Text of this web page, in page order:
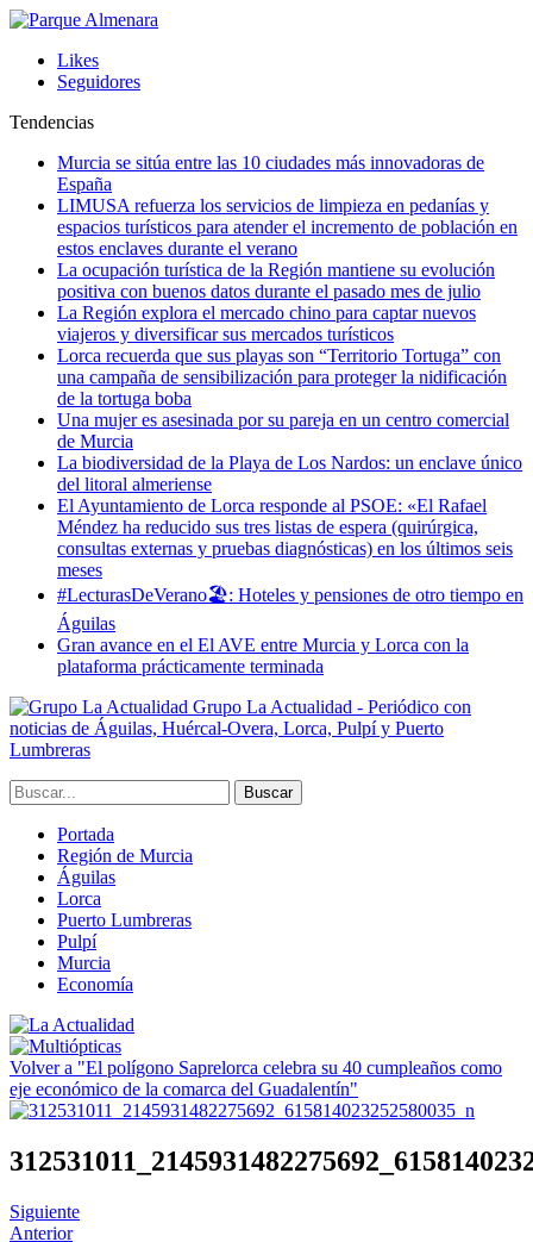
Likes
Seguidores
Tendencias
Murcia se sitúa entre las 10 ciudades más innovadoras de
España
LIMUSA refuerza los servicios de limpieza en pedanías y
espacios turísticos para atender el incremento de población en
estos enclaves durante el verano
La ocupación turística de la Región mantiene su evolución
positiva con buenos datos durante el pasado mes de julio
La Región explora el mercado chino para captar nuevos
viajeros y diversificar sus mercados turísticos
Lorca recuerda que sus playas son “Territorio Tortuga” con
una campaña de sensibilización para proteger la nidificación
de la tortuga boba
Una mujer es asesinada por su pareja en un centro comercial
de Murcia
La biodiversidad de la Playa de Los Nardos: un enclave único
del litoral almeriense
El Ayuntamiento de Lorca responde al PSOE: «El Rafael
Méndez ha reducido sus tres listas de espera (quirúrgica,
consultas externas y pruebas diagnósticas) en los últimos seis
meses
#LecturasDeVerano🏖: Hoteles y pensiones de otro tiempo en
Águilas
Gran avance en el El AVE entre Murcia y Lorca con la
plataforma prácticamente terminada
Grupo La Actualidad - Periódico con
noticias de Águilas, Huércal-Overa, Lorca, Pulpí y Puerto
Lumbreras
Portada
Región de Murcia
Águilas
Lorca
Puerto Lumbreras
Pulpí
Murcia
Economía
Volver a "El polígono Saprelorca celebra su 40 cumpleaños como
eje económico de la comarca del Guadalentín"
Siguiente
Anterior